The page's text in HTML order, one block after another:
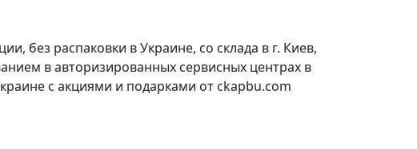
без распаковки в Украине, со склада в г. Киев,
в авторизированных сервисных центрах в
с акциями и подарками от ckapbu.com